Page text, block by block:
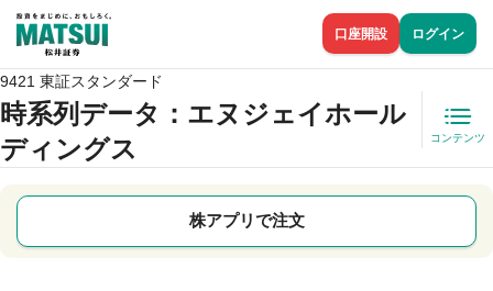
口座開設 ログイン
9421 東証スタンダード
時系列データ ：エヌジェイホール
ディングス
コンテンツ
株アプリで注文